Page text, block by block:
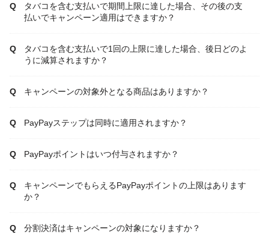
タバコを含む支払いで期間上限に達した場合、その後の支
払いでキャンペーン適用はできますか？
タバコを含む支払いで1回の上限に達した場合、後日どのよ
うに減算されますか？
キャンペーンの対象外となる商品はありますか？
PayPayステップは同時に適用されますか？
PayPayポイントはいつ付与されますか？
キャンペーンでもらえるPayPayポイントの上限はあります
か？
分割決済はキャンペーンの対象になりますか？